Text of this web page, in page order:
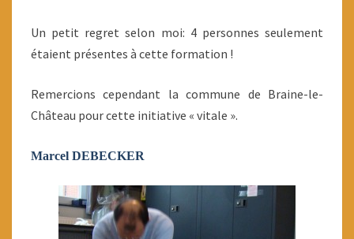
Un petit regret selon moi: 4 personnes seulement
étaient présentes à cette formation !
Remercions cependant la commune de Braine-le-
Château pour cette initiative « vitale ».
Marcel DEBECKER